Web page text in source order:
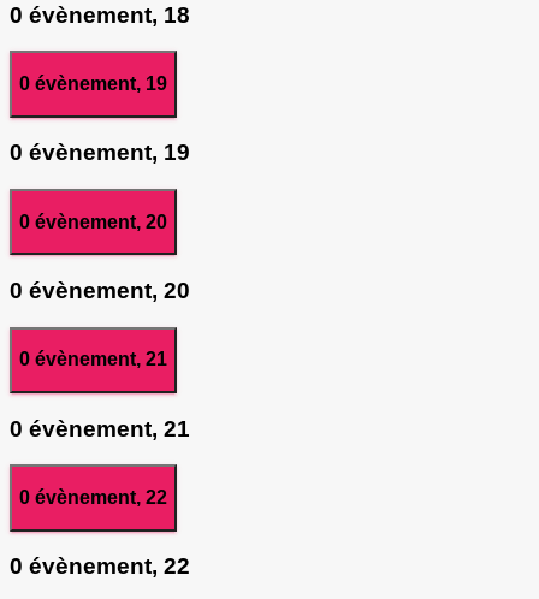
0 évènement, 18
0 évènement, 19
0 évènement, 19
0 évènement, 20
0 évènement, 20
0 évènement, 21
0 évènement, 21
0 évènement, 22
0 évènement, 22